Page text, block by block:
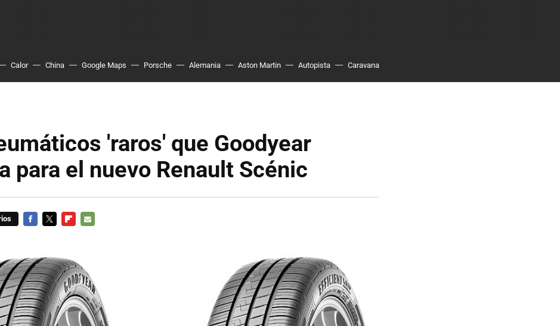
Calor China Google Maps Porsche Alemania Aston Martin Autopista Caravana
'raros' que Goodyear
para el nuevo Renault Scénic